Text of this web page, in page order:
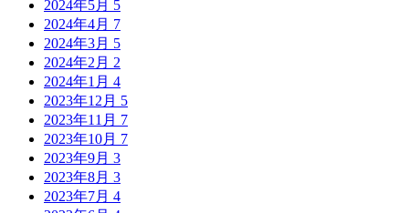
2024年5月 5
2024年4月 7
2024年3月 5
2024年2月 2
2024年1月 4
2023年12月 5
2023年11月 7
2023年10月 7
2023年9月 3
2023年8月 3
2023年7月 4